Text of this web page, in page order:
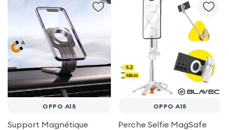
OPPO A15
Support Magnétique
OPPO A15
Perche Selfie MagSafe